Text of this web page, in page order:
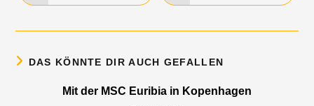
DAS KÖNNTE DIR AUCH GEFALLEN
Mit der MSC Euribia in Kopenhagen